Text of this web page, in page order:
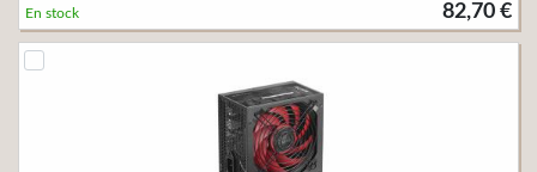
82,70 €
En stock